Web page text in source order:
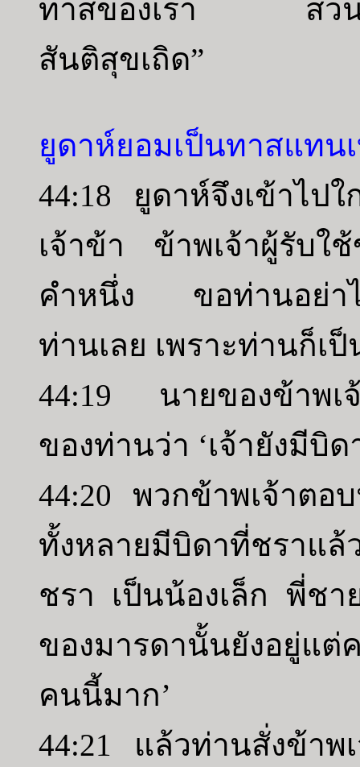
ทาสของเรา ส่วนพ
สันติสุขเถิด”
ยูดาห์ยอมเป็นทาสแทน
44:18 ยูดาห์จึงเข้าไป
เจ้าข้า ข้าพเจ้าผู้รับใ
คำหนึ่ง ขอท่านอย่าไ
ท่านเลย เพราะท่านก็เ
44:19 นายของข้าพเจ้
ของท่านว่า ‘เจ้ายังมีบิ
44:20 พวกข้าพเจ้าตอ
ทั้งหลายมีบิดาที่ชราแ
ชรา เป็นน้องเล็ก พี่ชา
ของมารดานั้นยังอยู่แต่
คนนี้มาก’
44:21 แล้วท่านสั่งข้าพ